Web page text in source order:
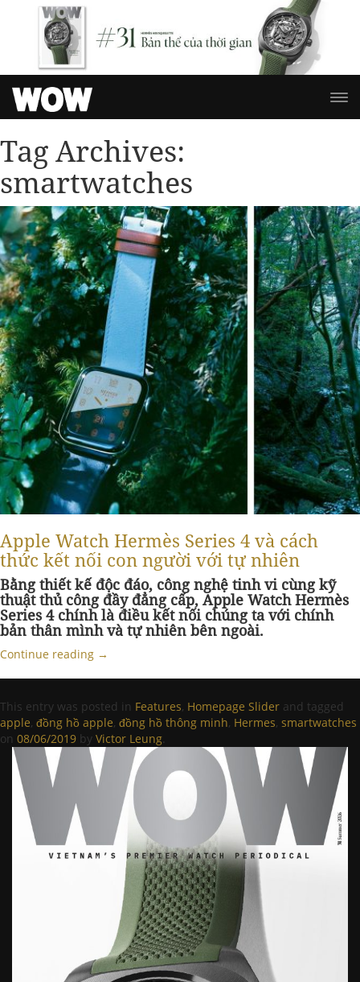
Tag Archives:
smartwatches
Apple Watch Hermès Series 4 và cách
thức kết nối con người với tự nhiên
Bằng thiết kế độc đáo, công nghệ tinh vi cùng kỹ
thuật thủ công đầy đẳng cấp, Apple Watch Hermès
Series 4 chính là điều kết nối chúng ta với chính
bản thân mình và tự nhiên bên ngoài.
Continue reading →
This entry was posted in Features, Homepage Slider and tagged
apple, đồng hồ apple, đồng hồ thông minh, Hermes, smartwatches
on 08/06/2019 by Victor Leung.